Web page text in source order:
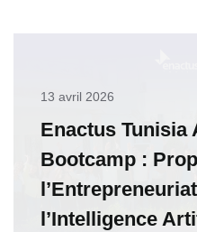
13 avril 2026
Enactus Tunisia
Bootcamp :
l’Intelligence